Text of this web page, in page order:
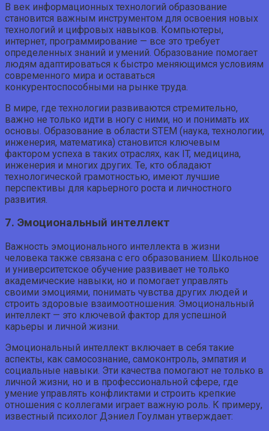
В век информационных технологий образование
становится важным инструментом для освоения новых
технологий и цифровых навыков. Компьютеры,
интернет, программирование — все это требует
определенных знаний и умений. Образование помогает
людям адаптироваться к быстро меняющимся условиям
современного мира и оставаться
конкурентоспособными на рынке труда.
В мире, где технологии развиваются стремительно,
важно не только идти в ногу с ними, но и понимать их
основы. Образование в области STEM (наука, технологии,
инженерия, математика) становится ключевым
фактором успеха в таких отраслях, как IT, медицина,
инженерия и многих других. Те, кто обладают
технологической грамотностью, имеют лучшие
перспективы для карьерного роста и личностного
развития.
7. Эмоциональный интеллект
Важность эмоционального интеллекта в жизни
человека также связана с его образованием. Школьное
и университетское обучение развивает не только
академические навыки, но и помогает управлять
своими эмоциями, понимать чувства других людей и
строить здоровые взаимоотношения. Эмоциональный
интеллект — это ключевой фактор для успешной
карьеры и личной жизни.
Эмоциональный интеллект включает в себя такие
аспекты, как самосознание, самоконтроль, эмпатия и
социальные навыки. Эти качества помогают не только в
личной жизни, но и в профессиональной сфере, где
умение управлять конфликтами и строить крепкие
отношения с коллегами играет важную роль. К примеру,
известный психолог Дэниел Гоулман утверждает: